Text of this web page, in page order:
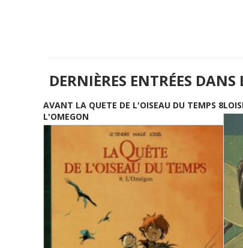
DERNIÈRES ENTRÉES
AVANT LA QUETE DE L'OISEAU DU TEMPS 8
L'OMEGON